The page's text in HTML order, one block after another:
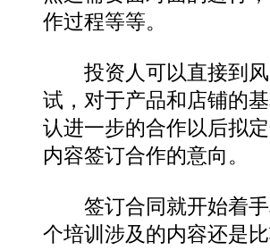
作过程等等。
投资人可以直接到风
试，对于产品和店铺的
认进一步的合作以后拟
内容签订合作的意向。
签订合同就开始着手
个培训涉及的内容还是